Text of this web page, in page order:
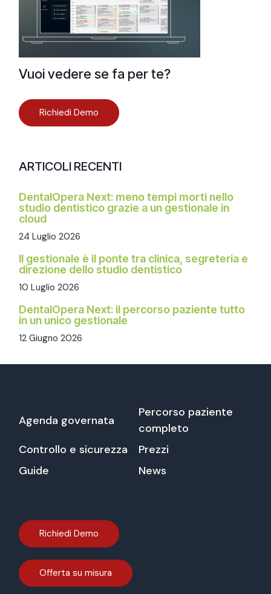
Vuoi vedere se fa per te?
Richiedi Demo
ARTICOLI RECENTI
DentalOpera Next: meno tempi morti nello
studio dentistico grazie a un gestionale in
cloud
24 Luglio 2026
Il gestionale è il ponte tra clinica, segreteria e
direzione dello studio dentistico
10 Luglio 2026
DentalOpera Next: il percorso paziente tutto
in un unico gestionale
12 Giugno 2026
Agenda governata
Percorso paziente
completo
Controllo e sicurezza
Prezzi
Guide
News
Richiedi Demo
Offerta su misura